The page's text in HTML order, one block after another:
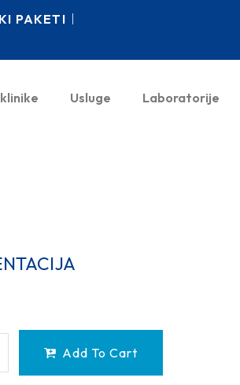
PAKETI
Usluge Laboratorije
Add To Cart